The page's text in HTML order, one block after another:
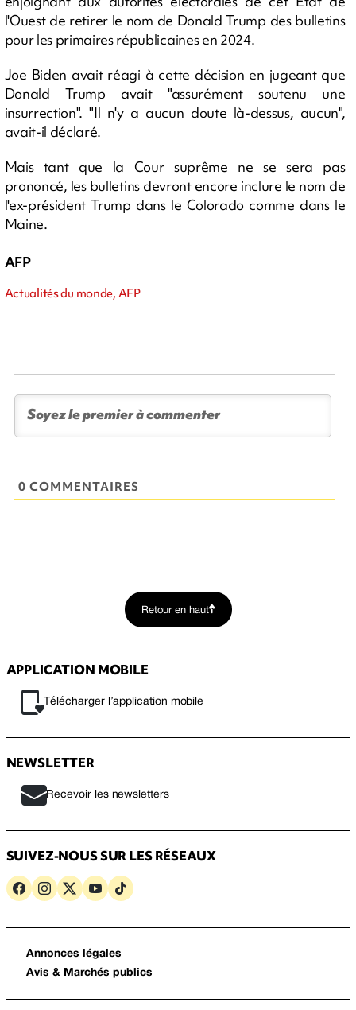
l'Ouest de retirer le nom de Donald Trump des bulletins
pour les primaires républicaines en 2024.
Joe Biden avait réagi à cette décision en jugeant que
Donald Trump avait "assurément soutenu une
insurrection". "Il n'y a aucun doute là-dessus, aucun",
avait-il déclaré.
Mais tant que la Cour suprême ne se sera pas
prononcé, les bulletins devront encore inclure le nom de
l'ex-président Trump dans le Colorado comme dans le
Maine.
AFP
Actualités du monde, AFP
0 COMMENTAIRES
Retour en haut
APPLICATION MOBILE
Télécharger l’application mobile
NEWSLETTER
Recevoir les newsletters
SUIVEZ-NOUS SUR LES RÉSEAUX
Annonces légales
Avis & Marchés publics